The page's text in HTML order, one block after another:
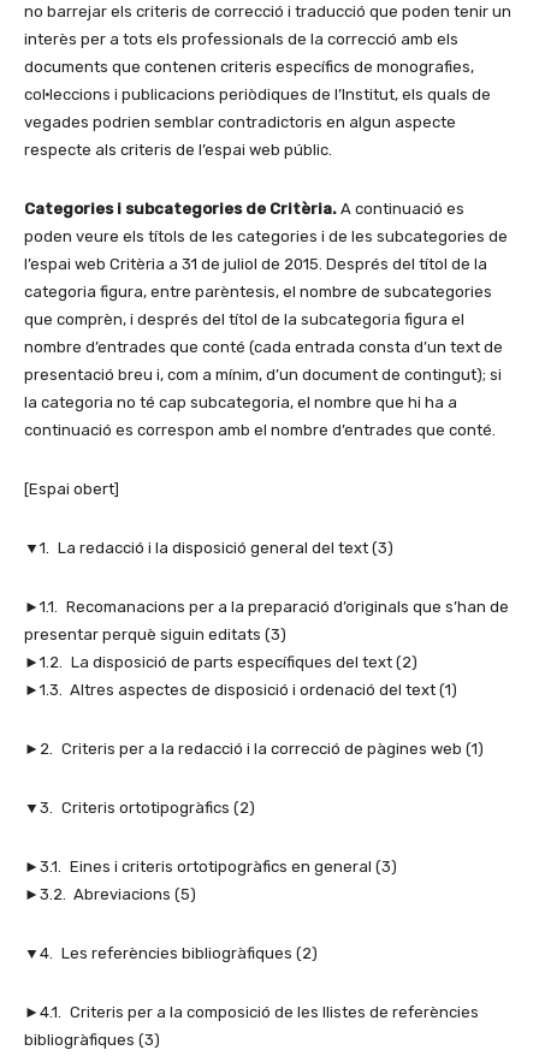
no barrejar els criteris de correcció i traducció que poden tenir un
interès per a tots els professionals de la correcció amb els
documents que contenen criteris específics de monografies,
col·leccions i publicacions periòdiques de l’Institut, els quals de
vegades podrien semblar contradictoris en algun aspecte
respecte als criteris de l’espai web públic.
Categories i subcategories de Critèria. A continuació es
poden veure els títols de les categories i de les subcategories de
l’espai web Critèria a 31 de juliol de 2015. Després del títol de la
categoria figura, entre parèntesis, el nombre de subcategories
que comprèn, i després del títol de la subcategoria figura el
nombre d’entrades que conté (cada entrada consta d’un text de
presentació breu i, com a mínim, d’un document de contingut); si
la categoria no té cap subcategoria, el nombre que hi ha a
continuació es correspon amb el nombre d’entrades que conté.
[Espai obert]
▼1. La redacció i la disposició general del text (3)
►1.1. Recomanacions per a la preparació d’originals que s’han de
presentar perquè siguin editats (3)
►1.2. La disposició de parts específiques del text (2)
►1.3. Altres aspectes de disposició i ordenació del text (1)
►2. Criteris per a la redacció i la correcció de pàgines web (1)
▼3. Criteris ortotipogràfics (2)
►3.1. Eines i criteris ortotipogràfics en general (3)
►3.2. Abreviacions (5)
▼4. Les referències bibliogràfiques (2)
►4.1. Criteris per a la composició de les llistes de referències
bibliogràfiques (3)